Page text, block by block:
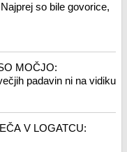
so bile govorice,
MOČJO:
padavin ni na vidiku
V LOGATCU: